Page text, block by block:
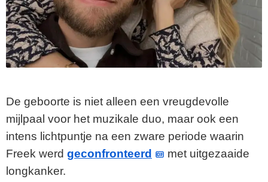
De geboorte is niet alleen een vreugdevolle
mijlpaal voor het muzikale duo, maar ook een
intens lichtpuntje na een zware periode waarin
Freek werd geconfronteerd
met uitgezaaide
longkanker.